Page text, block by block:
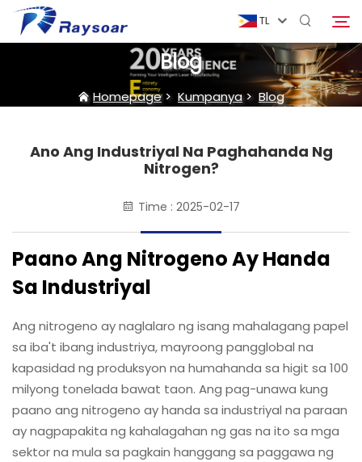
TL
Homepage
Mga Konsumibol
Mga Parte ng Funcion
Kaso
Kumpanya
I-download
Makipag-ugnayan sa Amin
Hanapin
Blog
Homepage> Kumpanya> Blog
Ano Ang Industriyal Na Paghahanda Ng
Nitrogen?
Time : 2025-02-17
Paano Ang Nitrogeno Ay Handa
Sa Industriyal
Ang nitrogeno ay naglalaro ng isang mahalagang papel
sa iba't ibang industriya, mayroong pangglobal na
kapasidad ng produksyon na humahanda sa higit sa 100
milyong tonelada bawat taon. Ang pag-unawa kung
paano ang nitrogeno ay handa sa industriyal na paraan
ay nagpapakita ng kahalagahan ng gas na ito sa mga
sektor na mula sa pagkain hanggang sa paggawa ng